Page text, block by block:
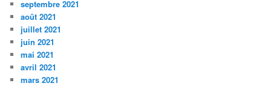
septembre 2021
août 2021
juillet 2021
juin 2021
mai 2021
avril 2021
mars 2021